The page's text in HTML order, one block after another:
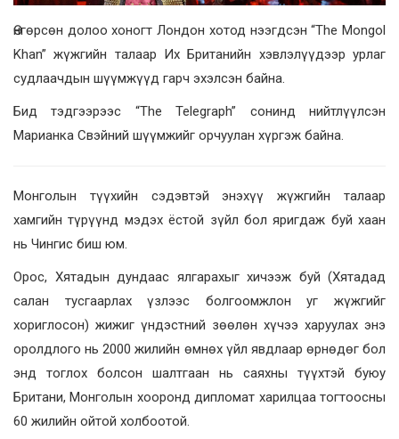
Өнгөрсөн долоо хоногт Лондон хотод нээгдсэн “The Mongol
Khan” жүжгийн талаар Их Британийн хэвлэлүүдээр урлаг
судлаачдын шүүмжүүд гарч эхэлсэн байна.
Бид тэдгээрээс “The Telegraph” сонинд нийтлүүлсэн
Марианка Свэйний шүүмжийг орчуулан хүргэж байна.
Монголын түүхийн сэдэвтэй энэхүү жүжгийн талаар
хамгийн түрүүнд мэдэх ёстой зүйл бол яригдаж буй хаан
нь Чингис биш юм.
Орос, Хятадын дундаас ялгарахыг хичээж буй (Хятадад
салан тусгаарлах үзлээс болгоомжлон уг жүжгийг
хориглосон) жижиг үндэстний зөөлөн хүчээ харуулах энэ
оролдлого нь 2000 жилийн өмнөх үйл явдлаар өрнөдөг бол
энд тоглох болсон шалтгаан нь саяхны түүхтэй буюу
Британи, Монголын хооронд дипломат харилцаа тогтоосны
60 жилийн ойтой холбоотой.